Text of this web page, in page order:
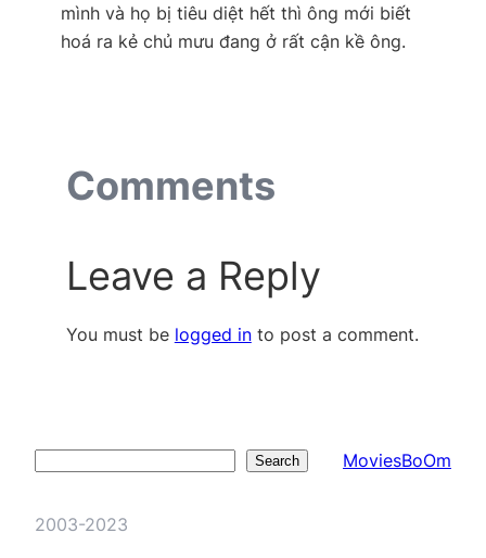
mình và họ bị tiêu diệt hết thì ông mới biết
hoá ra kẻ chủ mưu đang ở rất cận kề ông.
Comments
Leave a Reply
You must be logged into post a comment.
Search MoviesBoOm
2003-2023